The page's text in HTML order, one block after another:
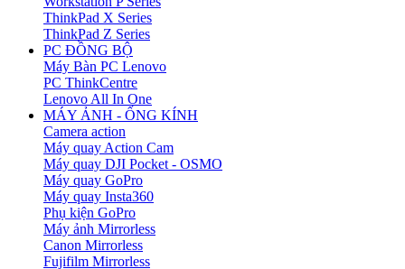
ThinkPad X Series
ThinkPad Z Series
PC ĐỒNG BỘ
Máy Bàn PC Lenovo
PC ThinkCentre
Lenovo All In One
MÁY ẢNH - ỐNG KÍNH
Camera action
Máy quay Action Cam
Máy quay DJI Pocket - OSMO
Máy quay GoPro
Máy quay Insta360
Phụ kiện GoPro
Máy ảnh Mirrorless
Canon Mirrorless
Fujifilm Mirrorless